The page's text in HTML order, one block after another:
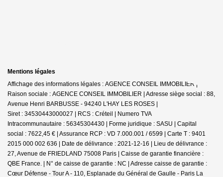
Mentions légales
Affichage des informations légales : AGENCE CONSEIL IMMOBILIER |
Raison sociale : AGENCE CONSEIL IMMOBILIER | Adresse siège social : 88,
Avenue Henri BARBUSSE - 94240 L'HAY LES ROSES |
Siret : 34530443000027 | RCS : Créteil | Numero TVA
Intracommunautaire : 56345304430 | Forme juridique : SASU | Capital
social : 7622,45 € | Assurance RCP : VD 7.000.001 / 6599 | Carte T : 9401
2015 000 002 636 | Date de délivrance : 2021-12-16 | Lieu de délivrance :
27, Avenue de FRIEDLAND 75008 Paris | Caisse de garantie financière :
QBE France. | N° de caisse de garantie : NC | Adresse caisse de garantie :
Cœur Défense - Tour A - 110, Esplanade du Général de Gaulle - Paris La